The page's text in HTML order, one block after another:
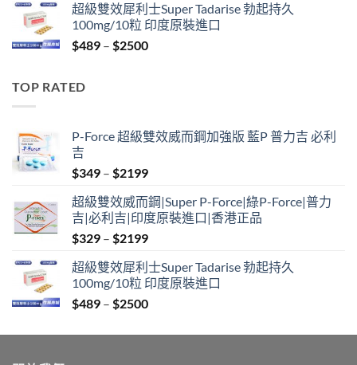
$799
through
$2099
超級雙效犀利士Super Tadarise 勃起持久
100mg/10粒 印度原裝進口
$489 – $2500Price
TOP RATED
P-Force 超級雙效威而鋼加強版 藍P 普力吉 必利
吉
$349 – $2199Price
$349
through
$2199
超級雙效威而鋼|Super P-Force|綠P-Force|普力
吉|必利吉|印度原裝進口|香港正品
$329 – $2199Price
$329
through
$2199
超級雙效犀利士Super Tadarise 勃起持久
100mg/10粒 印度原裝進口
$489 – $2500Price
$489